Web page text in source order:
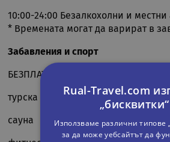
10:00-24:00 Безалкохолни и
* Времената могат да варират в
Забавления и спорт
БЕЗПЛАТНИ
турска баня
сауна
Rual-Travel.com
„бисквитки“
Използваме различни типове
за да може уебсайтът да